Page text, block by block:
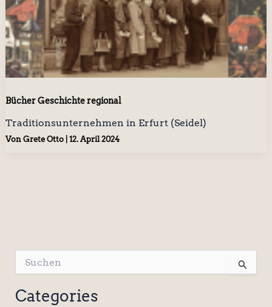
Bücher Geschichte regional
Traditionsunternehmen in Erfurt (Seidel)
Von Grete Otto 12. April 2024
u
c
h
Categories